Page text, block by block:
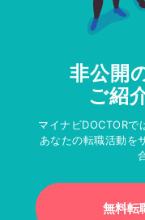
非公開
ご紹
マイナビDOCTORで
あなたの転職活動を
無料転